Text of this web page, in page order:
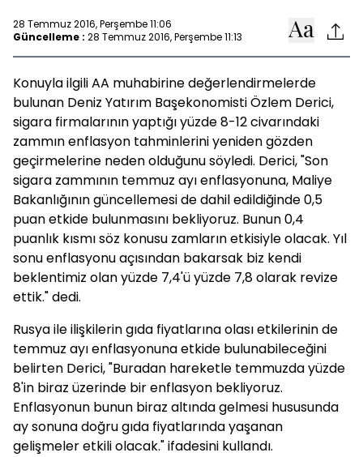
28 Temmuz 2016, Perşembe 11:06
Güncelleme : 28 Temmuz 2016, Perşembe 11:13
Konuyla ilgili AA muhabirine değerlendirmelerde
bulunan Deniz Yatırım Başekonomisti Özlem Derici,
sigara firmalarının yaptığı yüzde 8-12 civarındaki
zammın enflasyon tahminlerini yeniden gözden
geçirmelerine neden olduğunu söyledi. Derici, "Son
sigara zammının temmuz ayı enflasyonuna, Maliye
Bakanlığının güncellemesi de dahil edildiğinde 0,5
puan etkide bulunmasını bekliyoruz. Bunun 0,4
puanlık kısmı söz konusu zamların etkisiyle olacak. Yıl
sonu enflasyonu açısından bakarsak biz kendi
beklentimiz olan yüzde 7,4'ü yüzde 7,8 olarak revize
ettik." dedi.
Rusya ile ilişkilerin gıda fiyatlarına olası etkilerinin de
temmuz ayı enflasyonuna etkide bulunabileceğini
belirten Derici, "Buradan hareketle temmuzda yüzde
8'in biraz üzerinde bir enflasyon bekliyoruz.
Enflasyonun bunun biraz altında gelmesi hususunda
ay sonuna doğru gıda fiyatlarında yaşanan
gelişmeler etkili olacak." ifadesini kullandı.